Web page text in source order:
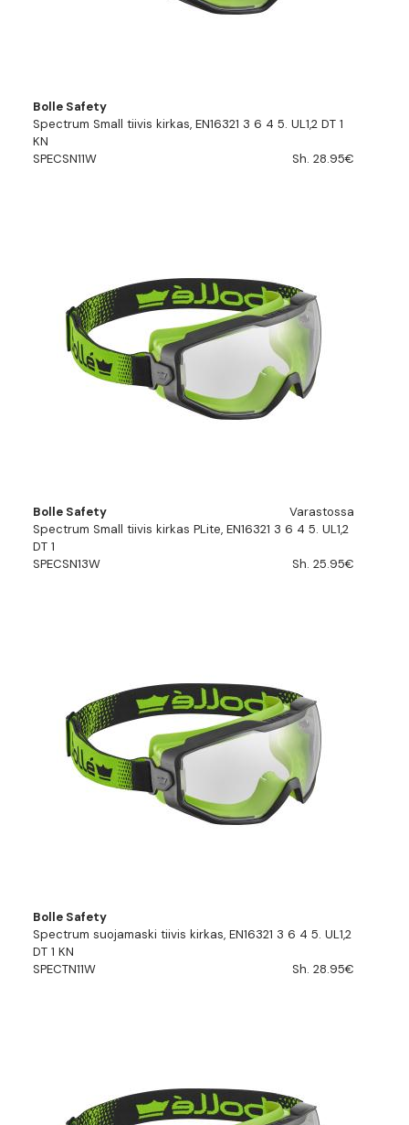
Bolle Safety
Spectrum Small tiivis kirkas, EN16321 3 6 4 5. UL1,2 DT 1
KN
SPECSN11W
Sh. 28.95€
Bolle Safety
Varastossa
Spectrum Small tiivis kirkas PLite, EN16321 3 6 4 5. UL1,2
DT 1
SPECSN13W
Sh. 25.95€
Bolle Safety
Spectrum suojamaski tiivis kirkas, EN16321 3 6 4 5. UL1,2
DT 1 KN
SPECTN11W
Sh. 28.95€